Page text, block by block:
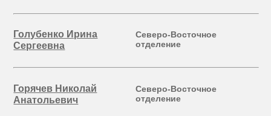
Голубенко Ирина
Сергеевна
Северо-Восточное
отделение
Горячев Николай
Анатольевич
Северо-Восточное
отделение